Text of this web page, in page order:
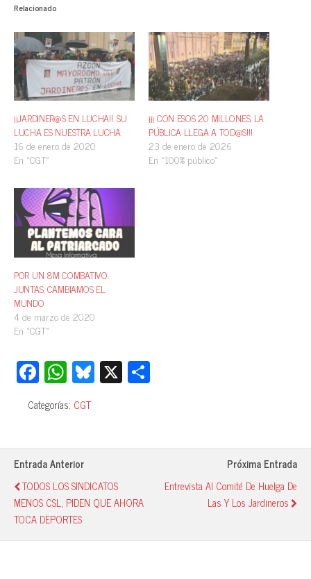
Relacionado
¡¡JARDINER@S EN LUCHA!!. SU
LUCHA ES NUESTRA LUCHA
16 de enero de 2020
En «CGT»
¡¡¡ CON ESOS 20 MILLONES, LA
PÚBLICA LLEGA A TOD@S!!!
23 de enero de 2026
En «100% público»
POR UN 8M COMBATIVO.
JUNTAS, CAMBIAMOS EL
MUNDO
4 de marzo de 2020
En «CGT»
Fa
ce
bo
ok
W
ha
ts
A
pp
Bl
ue
y
X
pa
Categorías: CGT
Entrada Anterior
TODOS LOS SINDICATOS
MENOS CSL, PIDEN QUE AHORA
TOCA DEPORTES
Próxima Entrada
Entrevista Al Comité De Huelga De
Las Y Los Jardineros